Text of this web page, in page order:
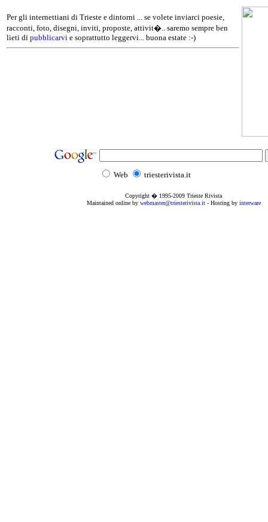
Per gli internettiani di Trieste e dintorni ... se volete inviarci poesie,
racconti, foto, disegni, inviti, proposte, attivit�.. saremo sempre ben
lieti di pubblicarvi e soprattutto leggervi... buona estate :-)
Web triesterivista.it
Copyright � 1995-2009 Trieste Rivista
Maintained online by webmaster@triesterivista.it- Hosting by interware